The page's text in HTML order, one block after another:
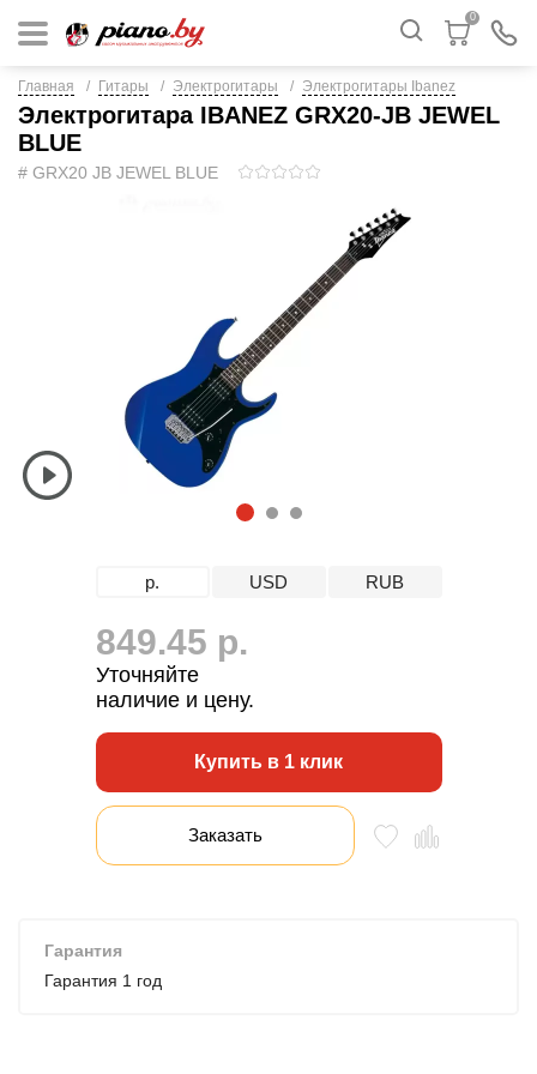
0
Главная Гитары Электрогитары Электрогитары Ibanez
Электрогитара IBANEZ GRX20-JB JEWEL
BLUE
# GRX20 JB JEWEL BLUE
1 2 3
р. USD RUB
849.45 р.
Уточняйте
наличие и цену.
Купить в 1 клик
Заказать
Гарантия
Гарантия 1 год